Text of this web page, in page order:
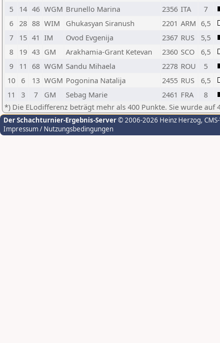
5
14 46 WGM Brunello Marina 2356 ITA
7
6
28 88 WIM Ghukasyan Siranush 2201 ARM 6,5
7
15 41 IM Ovod Evgenija 2367 RUS
5,5
8
19 43 GM Arakhamia-Grant Ketevan 2360 SCO
6,5
9
11 68 WGM Sandu Mihaela 2278 ROU
5
10
6 13 WGM Pogonina Natalija 2455 RUS
6,5
11
3 7 GM Sebag Marie 2461 FRA
8
*) Die ELodifferenz beträgt mehr als 400 Punkte. Sie wurde auf
Der Schachturnier-Ergebnis-Server© 2006-2026 Heinz Herzog,
Impressum / Nutzungsbedingungen